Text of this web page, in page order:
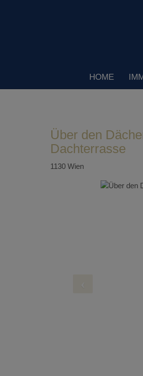
HOME
Über den
Dachterrasse
1130 Wien